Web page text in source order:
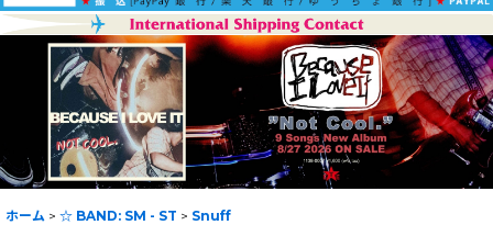
ホーム > ☆ BAND: SM - ST > Snuff